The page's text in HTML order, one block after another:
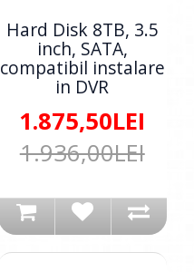
Hard Disk 8TB, 3.5
inch, SATA,
compatibil instalare
in DVR
1.875,50LEI
1.936,00LEI